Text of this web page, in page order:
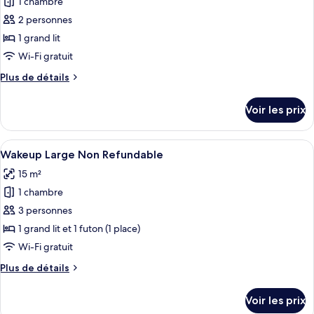
ce
type
de
chambre :
Wakeup
Habourview
Non
Refundable
2 personnes
1 grand lit
Wi-Fi gratuit
Plus de détails
Plus
le
type
de
chambre
Wakeup
Heaven,
Partial
Habourview
Non
Refundable
Voir les prix
Afficher
toutes
les
photos
pour
ce
type
chambre :
Une chambre d’hôtel moderne
6
Wakeup Large Non Refundable
15 m²
1 chambre
3 personnes
1 grand lit et 1 futon (1 place)
Wi-Fi gratuit
Plus de détails
Plus
Voir les prix